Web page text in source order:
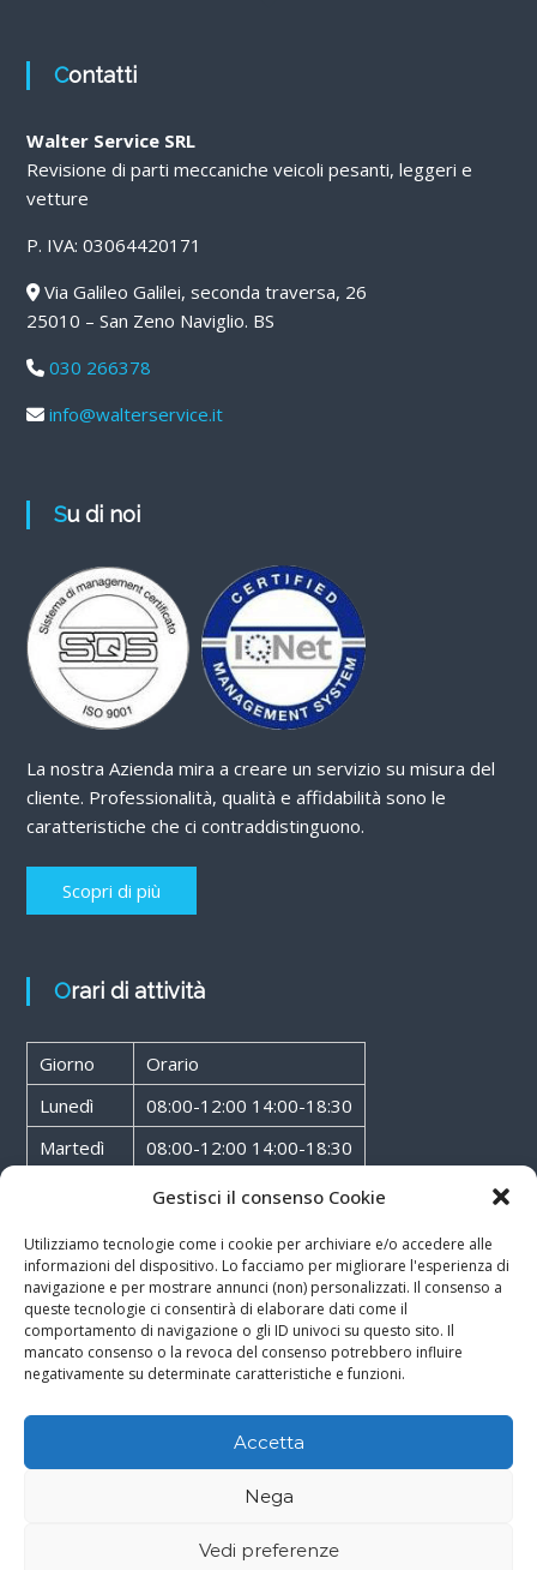
Gestisci il consenso Cookie
Utilizziamo tecnologie come i cookie per archiviare e/o accedere alle
informazioni del dispositivo. Lo facciamo per migliorare l'esperienza di
navigazione e per mostrare annunci (non) personalizzati. Il consenso a
queste tecnologie ci consentirà di elaborare dati come il
comportamento di navigazione o gli ID univoci su questo sito. Il
mancato consenso o la revoca del consenso potrebbero influire
negativamente su determinate caratteristiche e funzioni.
Accetta
Nega
Vedi preferenze
Contatti
Walter Service SRL
Revisione di parti meccaniche veicoli pesanti, leggeri e
vetture
P. IVA: 03064420171
Via Galileo Galilei, seconda traversa, 26
25010 – San Zeno Naviglio. BS
030 266378
info@walterservice.it
Su di noi
La nostra Azienda mira a creare un servizio su misura del
cliente. Professionalità, qualità e affidabilità sono le
caratteristiche che ci contraddistinguono.
Scopri di più
Orari di attività
Giorno
Orario
Lunedì
08:00-12:00 14:00-18:30
Martedì
08:00-12:00 14:00-18:30
08:00-12:00 14:00-18:30
Giovedì
08:00-12:00 14:00-18:30
Venerdì
08:00-12:00 14:00-18:30
Sabato
08:00-12:00
Rossoxweb